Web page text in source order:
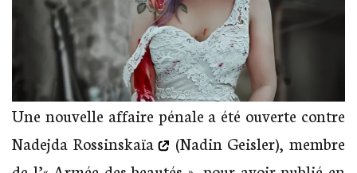
Une nouvelle affaire pénale a été ouverte contre
Nadejda Rossinskaïa
(Nadin Geisler), membre